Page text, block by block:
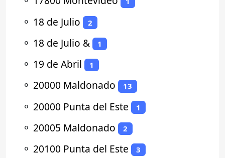
⚬ 18 de Julio 2
⚬ 18 de Julio & 1
⚬ 19 de Abril 1
⚬ 20000 Maldonado 13
⚬ 20000 Punta del Este 1
⚬ 20005 Maldonado 2
⚬ 20100 Punta del Este 3